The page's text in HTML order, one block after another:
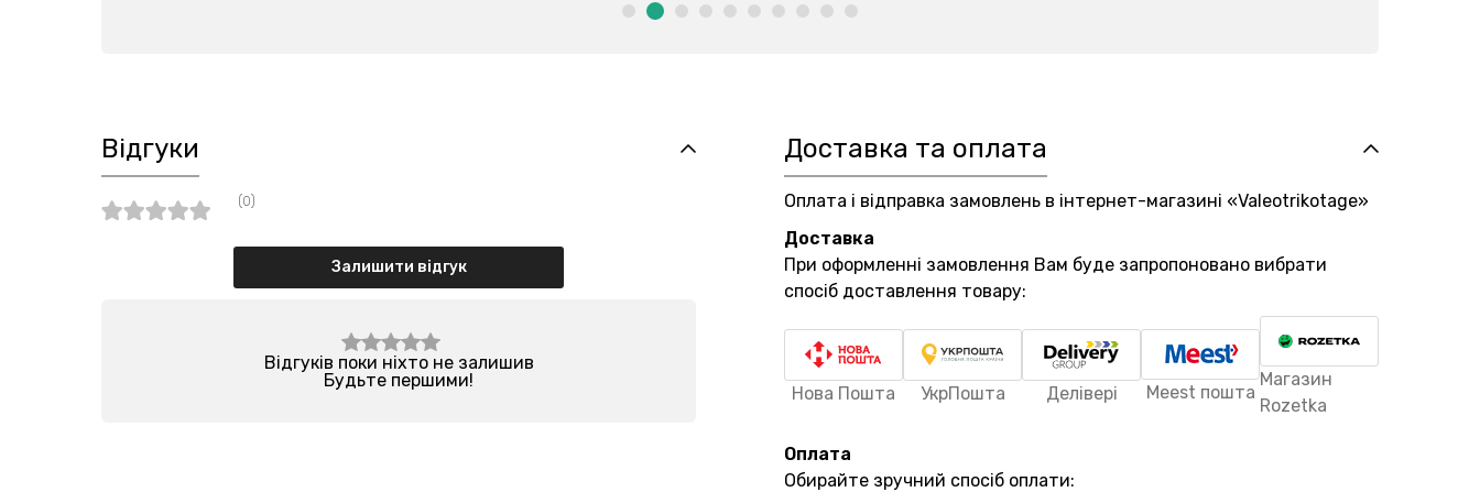
Відгуки
(0)
Залишити відгук
Відгуків поки ніхто не залишив
Будьте першими!
Доставка та оплата
Оплата і відправка замовлень в інтернет-магазині «Valeotrikotage»
Доставка
При оформленні замовлення Вам буде запропоновано вибрати
спосіб доставлення товару:
Нова Пошта УкрПошта Делівері Meest пошта
Магазин
Rozetka
Оплата
Обирайте зручний спосіб оплати: